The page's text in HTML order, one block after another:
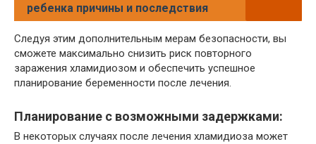
ребенка причины и последствия
Следуя этим дополнительным мерам безопасности, вы
сможете максимально снизить риск повторного
заражения хламидиозом и обеспечить успешное
планирование беременности после лечения.
Планирование с возможными задержками:
В некоторых случаях после лечения хламидиоза может